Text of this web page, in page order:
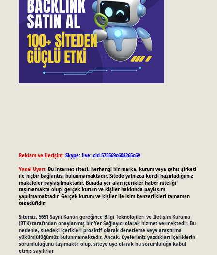
Reklam ve İletişim: Skype: live:.cid.575569c608265c69
Yasal Uyarı: Bu internet sitesi, herhangi bir marka, kurum veya şahıs şirketi
ile hiçbir bağlantısı bulunmamaktadır. Sitede yalnızca kendi hazırladığımız
makaleler paylaşılmaktadır. Burada yer alan içerikler haber niteliği
taşımamakta olup, gerçek kurum ve kişiler hakkında paylaşım
yapılmamaktadır. Gerçek kurum ve kişiler ile isim benzerlikleri tamamen
tesadüfidir.
Sitemiz, 5651 Sayılı Kanun gereğince Bilgi Teknolojileri ve İletişim Kurumu
(BTK) tarafından onaylanmış bir Yer Sağlayıcı olarak hizmet vermektedir. Bu
nedenle, sitedeki içerikleri proaktif olarak denetleme veya araştırma
yükümlülüğümüz bulunmamaktadır. Ancak, üyelerimiz yazdıkları içeriklerin
sorumluluğunu taşımakta olup, siteye üye olarak bu sorumluluğu kabul
etmiş sayılırlar.